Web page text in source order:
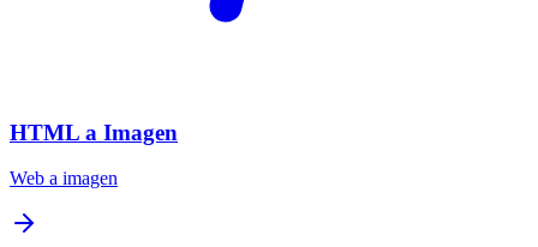
HTML a Imagen
Web a imagen